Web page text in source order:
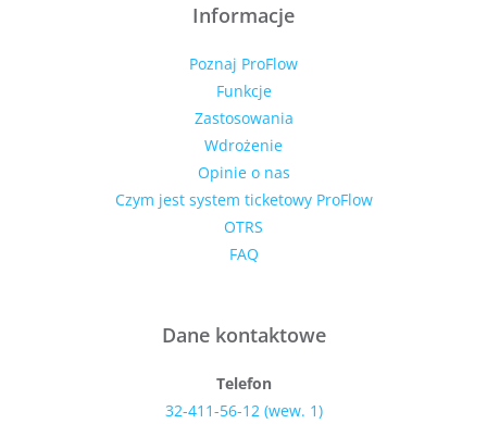
Informacje
Poznaj ProFlow
Funkcje
Zastosowania
Wdrożenie
Opinie o nas
Czym jest system ticketowy ProFlow
OTRS
FAQ
Dane kontaktowe
Telefon
32-411-56-12 (wew. 1)